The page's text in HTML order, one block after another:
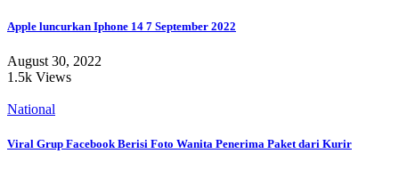
Apple luncurkan Iphone 14 7 September 2022
August 30, 2022
1.5k Views
National
Viral Grup Facebook Berisi Foto Wanita Penerima Paket dari Kurir